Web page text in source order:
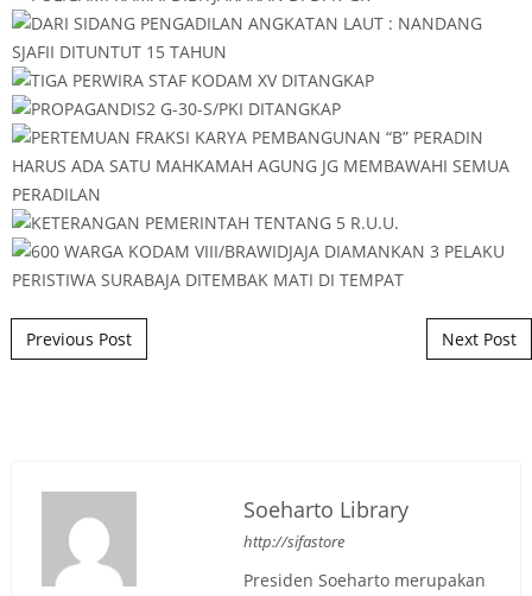
Post navigation
Previous Post Next Post
Soeharto Library
http://sifastore
Presiden Soeharto merupakan